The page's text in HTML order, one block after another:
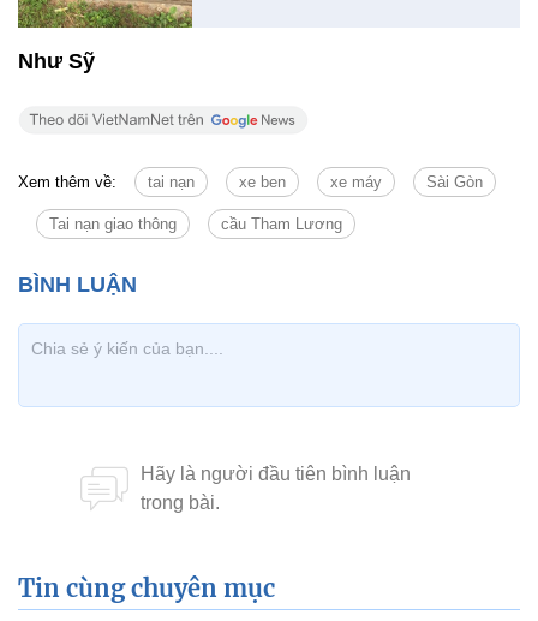
Như Sỹ
Xem thêm về: tai nạn xe ben xe máy Sài Gòn
Tai nạn giao thông cầu Tham Lương
Tin cùng chuyên mục